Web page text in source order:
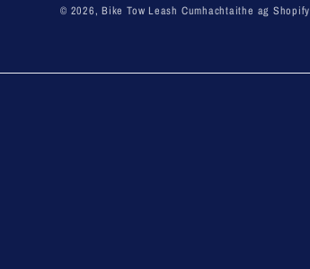
© 2026,Bike Tow Leash Cumhachtaithe ag Shopify